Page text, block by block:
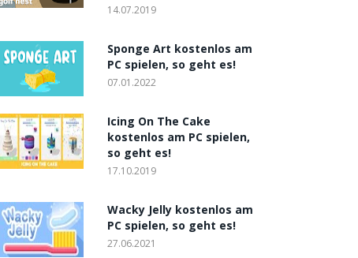
14.07.2019
Sponge Art kostenlos am
PC spielen, so geht es!
07.01.2022
Icing On The Cake
kostenlos am PC spielen,
so geht es!
17.10.2019
Wacky Jelly kostenlos am
PC spielen, so geht es!
27.06.2021